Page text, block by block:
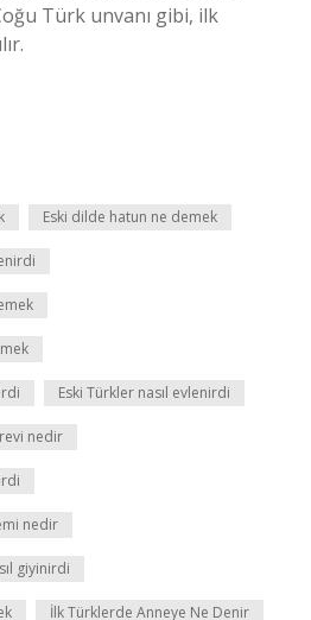
Türk unvanı gibi, ilk
Eski dilde hatun ne demek
Eski Türkler nasıl evlenirdi
nedir
nedir
giyinirdi
İlk Türklerde Anneye Ne Denir